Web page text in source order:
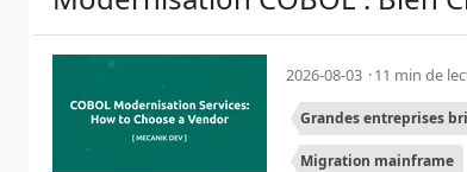
2026-08-03 11 min de
Grandes entreprises
Migration mainframe